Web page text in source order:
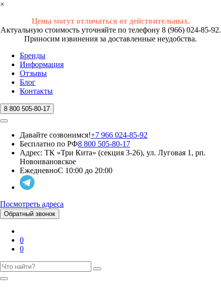
×
Цены могут отличаться от действительных.
Актуальную стоимость уточняйте по телефону 8 (966) 024-85-92.
Приносим извинения за доставленные неудобства.
Бренды
Информация
Отзывы
Блог
Контакты
8 800 505-80-17
Давайте созвонимся!+7 966 024-85-92
Бесплатно по РФ8 800 505-80-17
Адрес: ТК «Три Кита» (секция 3-26), ул. Луговая 1, рп.
Новоивановское
ЕжедневноС 10:00 до 20:00
Посмотреть адреса
Обратный звонок
0
0